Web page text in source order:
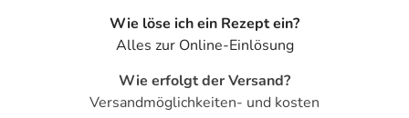
- Benommenheit
- Missempfindungen, wie Kribbeln, Ameisenlaufen oder
Wie löse ich ein Rezept ein?
Alles zur Online-Einlösung
Wie erfolgt der Versand?
Versandmöglichkeiten- und kosten